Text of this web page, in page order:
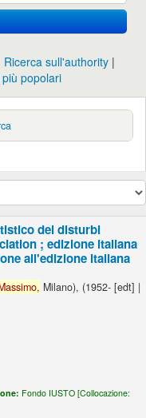
Ricerca sull'authority
popolari
dei disturbi
; edizione italiana
all'edizione italiana
Milano), (1952- [edt] |
Fondo IUSTO [Collocazione: